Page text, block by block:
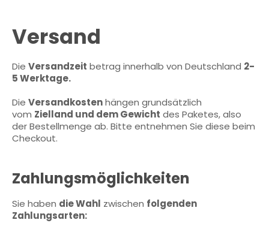
Versand
Die Versandzeit betrag innerhalb von Deutschland 2-
5 Werktage.
Die Versandkostenhängen grundsätzlich
vom Zielland und dem Gewicht des Paketes, also
der Bestellmenge ab. Bitte entnehmen Sie diese beim
Checkout.
Zahlungsmöglichkeiten
Sie haben die Wahl zwischen folgenden
Zahlungsarten: